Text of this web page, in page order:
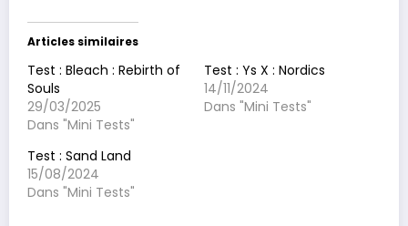
Articles similaires
Test : Bleach : Rebirth of
Souls
29/03/2025
Dans "Mini Tests"
Test : Ys X : Nordics
14/11/2024
Dans "Mini Tests"
Test : Sand Land
15/08/2024
Dans "Mini Tests"